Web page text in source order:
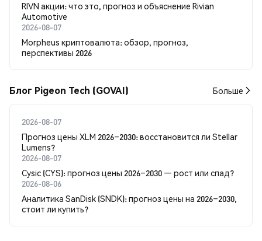
RIVN акции: что это, прогноз и объяснение Rivian
Automotive
2026-08-07
Morpheus криптовалюта: обзор, прогноз,
перспективы 2026
Блог Pigeon Tech (GOVAI) Больше
2026-08-07
Прогноз цены XLM 2026–2030: восстановится ли Stellar
Lumens?
2026-08-07
Cysic (CYS): прогноз цены 2026–2030 — рост или спад?
2026-08-06
Аналитика SanDisk (SNDK): прогноз цены на 2026–2030,
стоит ли купить?